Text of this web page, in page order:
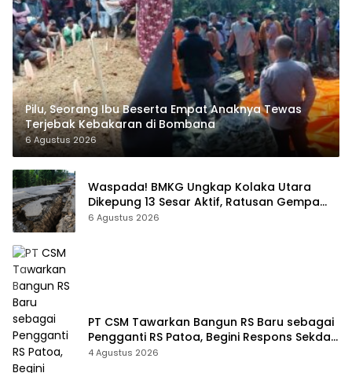
Pilu, Seorang Ibu Beserta Empat Anaknya Tewas
Terjebak Kebakaran di Bombana
6 Agustus 2026
Waspada! BMKG Ungkap Kolaka Utara
Dikepung 13 Sesar Aktif, Ratusan Gempa
Sudah Terekam
6 Agustus 2026
PT CSM Tawarkan Bangun RS Baru sebagai
Pengganti RS Patoa, Begini Respons Sekda
Kolut
4 Agustus 2026